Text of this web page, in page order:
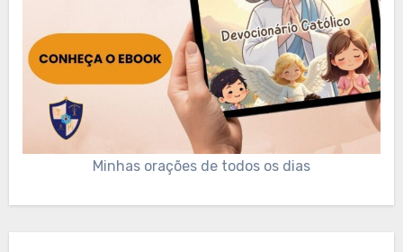
Minhas orações de todos os dias